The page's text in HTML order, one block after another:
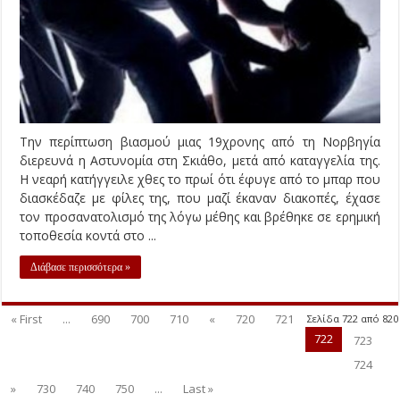
Την περίπτωση βιασμού μιας 19χρονης από τη Νορβηγία
διερευνά η Αστυνομία στη Σκιάθο, μετά από καταγγελία της.
Η νεαρή κατήγγειλε χθες το πρωί ότι έφυγε από το μπαρ που
διασκέδαζε με φίλες της, που μαζί έκαναν διακοπές, έχασε
τον προσανατολισμό της λόγω μέθης και βρέθηκε σε ερημική
τοποθεσία κοντά στο ...
Διάβασε περισσότερα »
Σελίδα 722 από 820
« First ... 690 700 710 « 720
721
722
723
724
»
730 740 750 ... Last »